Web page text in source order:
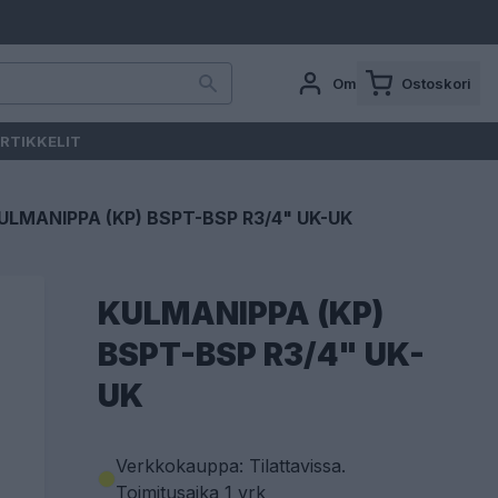
Oma tili Ostoskori
(KP) BSPT-BSP R3/4" UK-UK
KULMANIPPA (KP)
BSPT-BSP R3/4" UK-
UK
Verkkokauppa: Tilattavissa.
Toimitusaika 1 vrk